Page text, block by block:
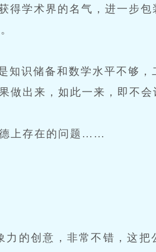
得学术界的名气，进一步
识储备和数学水平不够，
出来，如此一来，即不会
上存在的问题……
的创意，非常不错，这把